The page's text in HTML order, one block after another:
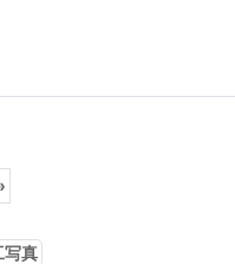
写真